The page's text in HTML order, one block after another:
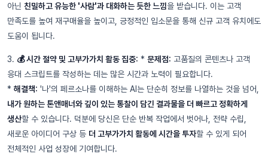
아닌 친밀하고 유능한 '사람'과 대화하는 듯한 느낌을 받습니다. 이는 고객
만족도를 높여 재구매율을 높이고, 긍정적인 입소문을 통해 신규 고객 유치에도
도움이 됩니다.
3. 💰 시간 절약 및 고부가가치 활동 집중: * 문제점: 고품질의 콘텐츠나 고객
응대 스크립트를 작성하는 데는 많은 시간과 노력이 필요합니다.
* 해결책: '나'의 페르소나를 이해하는 AI는 단순히 정보를 나열하는 것을 넘어,
내가 원하는 톤앤매너와 깊이 있는 통찰이 담긴 결과물을 더 빠르고 정확하게
생산할 수 있습니다. 덕분에 당신은 단순 반복 작업에서 벗어나, 전략 수립,
새로운 아이디어 구상 등 더 고부가가치 활동에 시간을 투자할 수 있게 되어
전체적인 사업 성장에 기여합니다.